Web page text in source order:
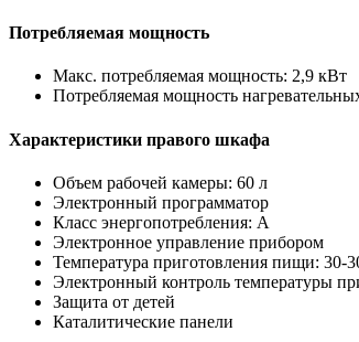
Потребляемая мощность
Макс. потребляемая мощность: 2,9 кВт
Потребляемая мощность
Характеристики правого шкафа
Объем рабочей камеры: 60 л
Электронный программатор
Класс энергопотребления: A
Электронное управление прибором
Температура приготовления пищи: 30-
Электронный контроль температуры
Защита от детей
Каталитические панели